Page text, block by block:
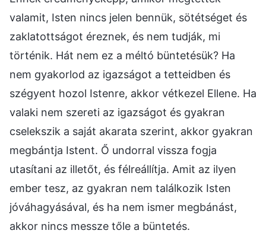
valamit, Isten nincs jelen bennük, sötétséget és
zaklatottságot éreznek, és nem tudják, mi
történik. Hát nem ez a méltó büntetésük? Ha
nem gyakorlod az igazságot a tetteidben és
szégyent hozol Istenre, akkor vétkezel Ellene. Ha
valaki nem szereti az igazságot és gyakran
cselekszik a saját akarata szerint, akkor gyakran
megbántja Istent. Ő undorral vissza fogja
utasítani az illetőt, és félreállítja. Amit az ilyen
ember tesz, az gyakran nem találkozik Isten
jóváhagyásával, és ha nem ismer megbánást,
akkor nincs messze tőle a büntetés.